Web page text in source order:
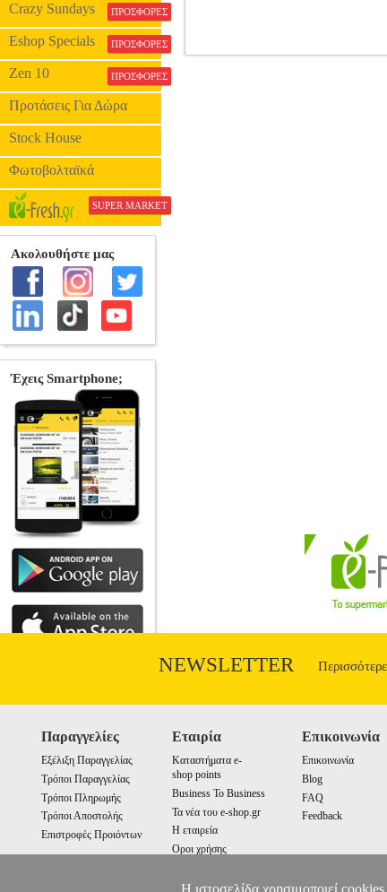
Crazy Sundays ΠΡΟΣΦΟΡΕΣ
Eshop Specials ΠΡΟΣΦΟΡΕΣ
Zen 10 ΠΡΟΣΦΟΡΕΣ
Προτάσεις Για Δώρα
Stock House
Φωτοβολταϊκά
SUPER MARKET
NEWSLETTER
Παραγγελίες
Εξέλιξη Παραγγελίας
Τρόποι Παραγγελίας
Τρόποι Πληρωμής
Τρόποι Αποστολής
Επιστροφές Προιόντων
Εταιρία
Καταστήματα e-
shop points
Business To Business
Τα νέα του e-shop.gr
Η εταιρεία
Οροι χρήσης
Επικοινωνία
Επικοινωνία
Blog
FAQ
Feedback